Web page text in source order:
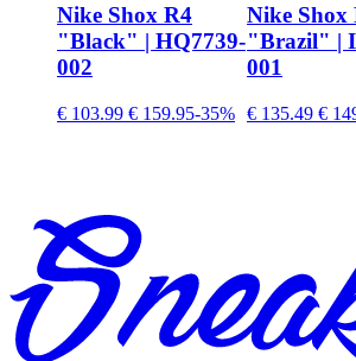
Nike Shox R4
"Black" | HQ7739-
002
€ 103.99 € 159.95-35%
Nike Shox
"Brazil" |
001
€ 135.49 €